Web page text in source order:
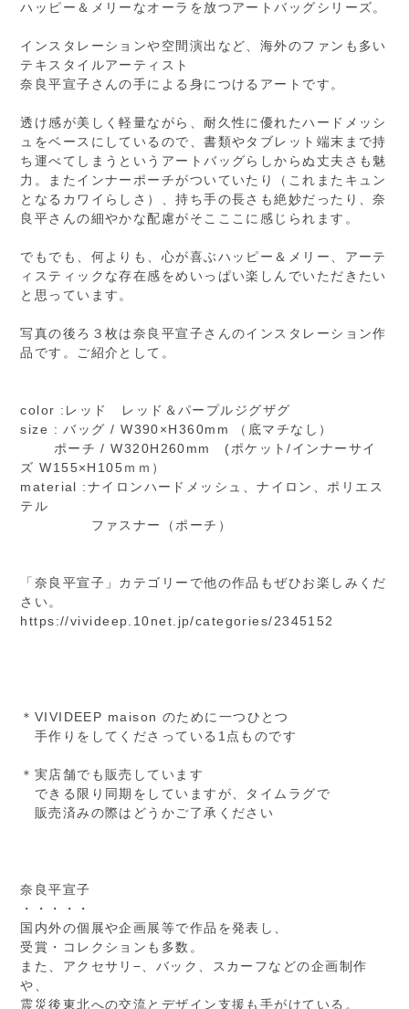
ハッピー＆メリーなオーラを放つアートバッグシリーズ。
インスタレーションや空間演出など、海外のファンも多い
テキスタイルアーティスト
奈良平宣子さんの手による身につけるアートです。
透け感が美しく軽量ながら、耐久性に優れたハードメッシ
ュをベースにしているので、書類やタブレット端末まで持
ち運べてしまうというアートバッグらしからぬ丈夫さも魅
力。またインナーポーチがついていたり（これまたキュン
となるカワイらしさ）、持ち手の長さも絶妙だったり、奈
良平さんの細やかな配慮がそこここに感じられます。
でもでも、何よりも、心が喜ぶハッピー＆メリー、アーテ
ィスティックな存在感をめいっぱい楽しんでいただきたい
と思っています。
写真の後ろ３枚は奈良平宣子さんのインスタレーション作
品です。ご紹介として。
color :レッド レッド＆パープルジグザグ
size : バッグ / W390×H360mm （底マチなし）
ポーチ / W320H260mm (ポケット/インナーサイ
ズ W155×H105ｍｍ）
material :ナイロンハードメッシュ、ナイロン、ポリエス
テル
ファスナー（ポーチ）
「奈良平宣子」カテゴリーで他の作品もぜひお楽しみくだ
さい。
https://vivideep.10net.jp/categories/2345152
＊VIVIDEEP maison のために一つひとつ
手作りをしてくださっている1点ものです
＊実店舗でも販売しています
できる限り同期をしていますが、タイムラグで
販売済みの際はどうかご了承ください
奈良平宣子
・・・・・
国内外の個展や企画展等で作品を発表し、
受賞・コレクションも多数。
また、アクセサリ−、バック、スカーフなどの企画制作
や、
震災後東北への交流とデザイン支援も手がけている。